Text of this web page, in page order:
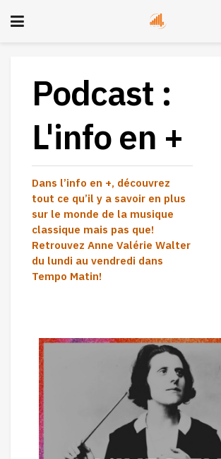
Podcast :
L'info en +
Dans l’info en +, découvrez
tout ce qu’il y a savoir en plus
sur le monde de la musique
classique mais pas que!
Retrouvez Anne Valérie Walter
du lundi au vendredi dans
Tempo Matin!